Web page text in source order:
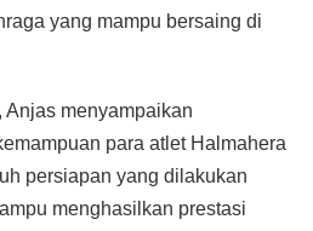
yang mampu bersaing di
menyampaikan
para atlet Halmahera
persiapan yang dilakukan
menghasilkan prestasi